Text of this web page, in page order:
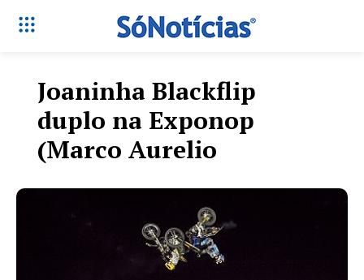
Só Notícias
Joaninha Blackflip
duplo na Exponop
(Marco Aurelio